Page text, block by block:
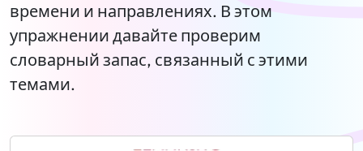
времени и направлениях. В этом
упражнении давайте проверим
словарный запас, связанный с этими
темами.